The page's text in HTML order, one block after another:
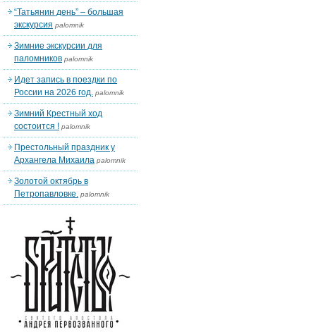
“Татьянин день” – большая
экскурсия palomnik
Зимние экскурсии для
паломников palomnik
Идет запись в поездки по
России на 2026 год. palomnik
Зимний Крестный ход
состоится ! palomnik
Престольный праздник у
Архангела Михаила palomnik
Золотой октябрь в
Петропавловке. palomnik